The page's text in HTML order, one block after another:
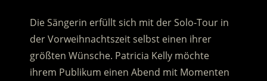
Die Sängerin erfüllt sich mit der Solo-Tour in
der Vorweihnachtszeit selbst einen ihrer
größten Wünsche. Patricia Kelly möchte
ihrem Publikum einen Abend mit Momenten